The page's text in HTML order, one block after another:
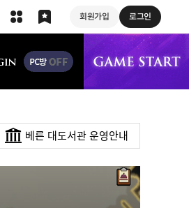
회원가입 로그인
베른 대도서관 운영안내